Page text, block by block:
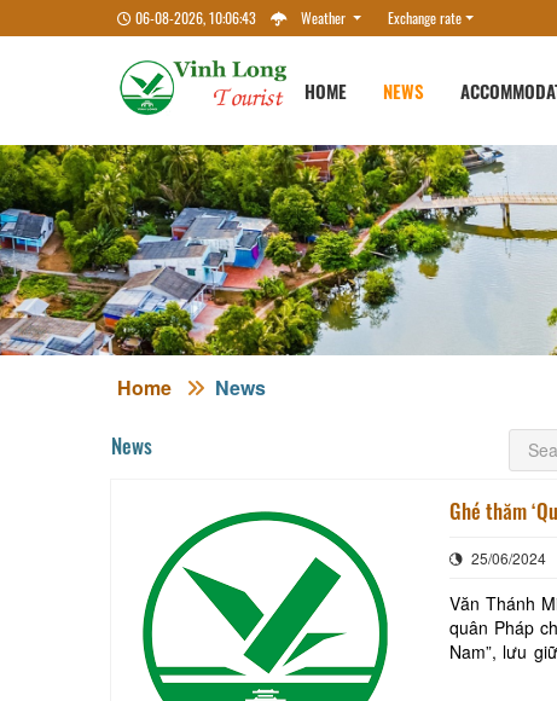
06-08-2026, 10:06:44 Weather Exchange rate
HOME NEWS
Home News
News
Ghé thăm
25/06/2024
Văn Thánh
quân Pháp
Nam”, lưu